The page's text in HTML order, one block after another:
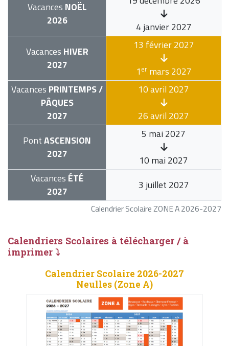
Calendrier Scolaire ZONE A 2026-2027
Vacances NOËL
2026
4 janvier 2027
Vacances HIVER
2027
13 février 2027
1ermars 2027
Vacances PRINTEMPS /
PÂQUES
2027
10 avril 2027
26 avril 2027
PontASCENSION
2027
5 mai 2027
10 mai 2027
Vacances ÉTÉ
2027
3 juillet 2027
Calendriers Scolaires à télécharger / à
imprimer ⤵
Calendrier Scolaire 2026-2027
Neulles (Zone A)